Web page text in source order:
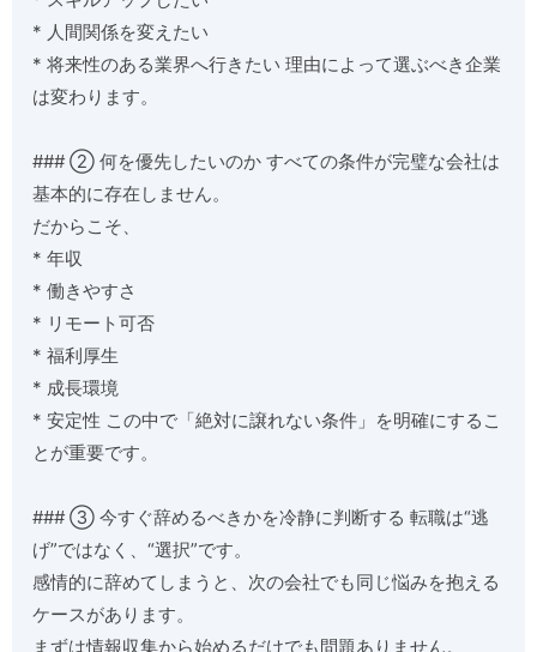
* 人間関係を変えたい
* 将来性のある業界へ行きたい 理由によって選ぶべき企業
は変わります。
### ② 何を優先したいのか すべての条件が完璧な会社は
基本的に存在しません。
だからこそ、
* 年収
* 働きやすさ
* リモート可否
* 福利厚生
* 成長環境
* 安定性 この中で「絶対に譲れない条件」を明確にするこ
とが重要です。
### ③ 今すぐ辞めるべきかを冷静に判断する 転職は“逃
げ”ではなく、“選択”です。
感情的に辞めてしまうと、次の会社でも同じ悩みを抱える
ケースがあります。
まずは情報収集から始めるだけでも問題ありません。